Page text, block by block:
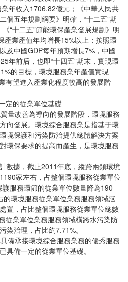
年收入1706.82億元；《中華人民共
個五年規劃綱要》明確，“十二五”期
“十二五”節能環保產業發展規劃》明
產業產值年均增長15%以上；按照環
及中國GDP每年預期增長7%，中國
年前后，也即“十四五”期末，實現環
的目標，環境服務業年產值實現
有望進入產業化程度較高的發展階
定的從業單位基礎
量改善為導向的發展階段，環境服務
向發展。環境綜合服務業是指基于環
境保護和污染防治提供總體解決方案
環保要求的提高而產生，是環境服務
數據，截止2011年底，縱跨兩類環境
家左右，占整個環境服務從業單位
服務環節的從業單位數量降為190
環境服務從業單位業務服務領域涵
置，占比整個環境服務從業單位總數
從業單位業務服務領域橫跨水污染防
染治理，占比約7.71%。
備承接環境綜合服務業務的優秀服務
具備一定的從業單位基礎。